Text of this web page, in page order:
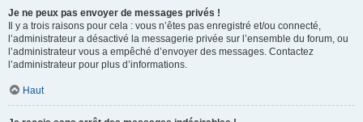
Je ne peux pas envoyer de messages privés !
Il y a trois raisons pour cela : vous n’êtes pas enregistré et/ou connecté,
l’administrateur a désactivé la messagerie privée sur l’ensemble du forum, ou
l’administrateur vous a empêché d’envoyer des messages. Contactez
l’administrateur pour plus d’informations.
Haut